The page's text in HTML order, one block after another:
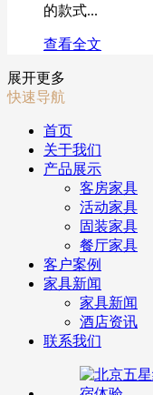
的款式...
查看全文
展开更多
快速导航
首页
关于我们
产品展示
客房家具
活动家具
固装家具
餐厅家具
客户案例
家具新闻
家具新闻
酒店资讯
联系我们